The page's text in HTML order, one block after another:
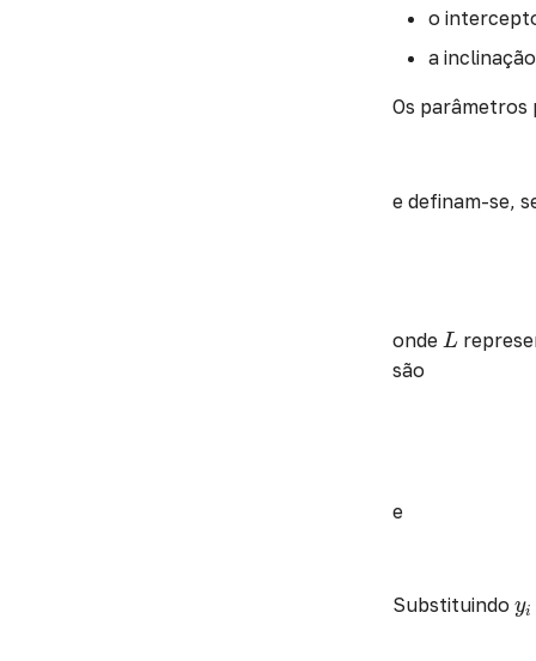
o
a
Os parâmetros
e definam-se,
onde L
L
são
e
Substituindo yi